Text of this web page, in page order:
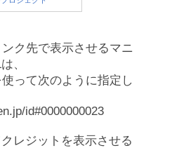
ク先で表示させるマニ
、
って次のように指定し
id#0000000023
レジットを表示させる